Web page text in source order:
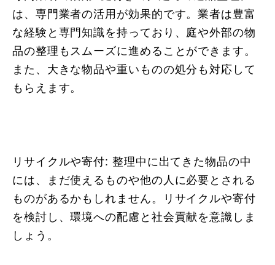
は、専門業者の活用が効果的です。業者は豊富
な経験と専門知識を持っており、庭や外部の物
品の整理もスムーズに進めることができます。
また、大きな物品や重いものの処分も対応して
もらえます。
リサイクルや寄付: 整理中に出てきた物品の中
には、まだ使えるものや他の人に必要とされる
ものがあるかもしれません。リサイクルや寄付
を検討し、環境への配慮と社会貢献を意識しま
しょう。